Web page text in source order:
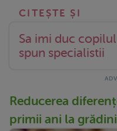
Sa imi duc
spun specialistii
Reducerea
primii ani la